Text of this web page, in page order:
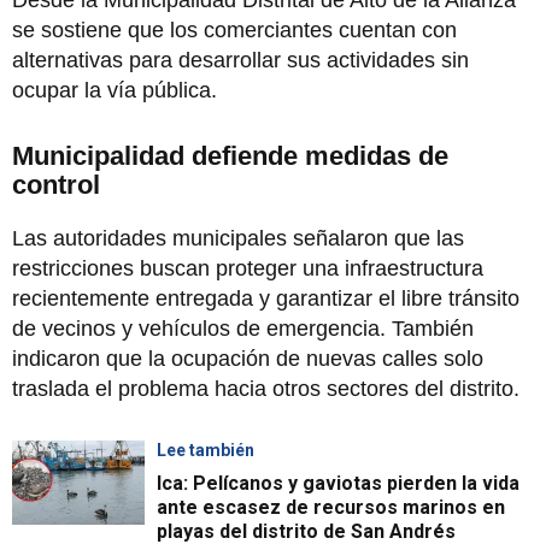
se sostiene que los comerciantes cuentan con
alternativas para desarrollar sus actividades sin
ocupar la vía pública.
Municipalidad defiende medidas de
control
Las autoridades municipales señalaron que las
restricciones buscan proteger una infraestructura
recientemente entregada y garantizar el libre tránsito
de vecinos y vehículos de emergencia. También
indicaron que la ocupación de nuevas calles solo
traslada el problema hacia otros sectores del distrito.
Lee también
Ica: Pelícanos y gaviotas pierden la vida
ante escasez de recursos marinos en
playas del distrito de San Andrés